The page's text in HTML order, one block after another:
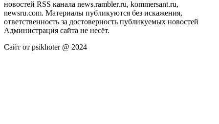
новостей RSS канала news.rambler.ru, kommersant.ru,
newsru.com. Материалы публикуются без искажения,
ответственность за достоверность публикуемых новостей
Администрация сайта не несёт.
Сайт от psikhoter @ 2024